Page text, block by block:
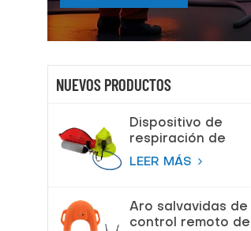
NUEVOS PRODUCTOS
Dispositivo de
respiración de
escape de
Aparato de
respiración de aire
LEER MÁS
Aro salvavidas de
control remoto de